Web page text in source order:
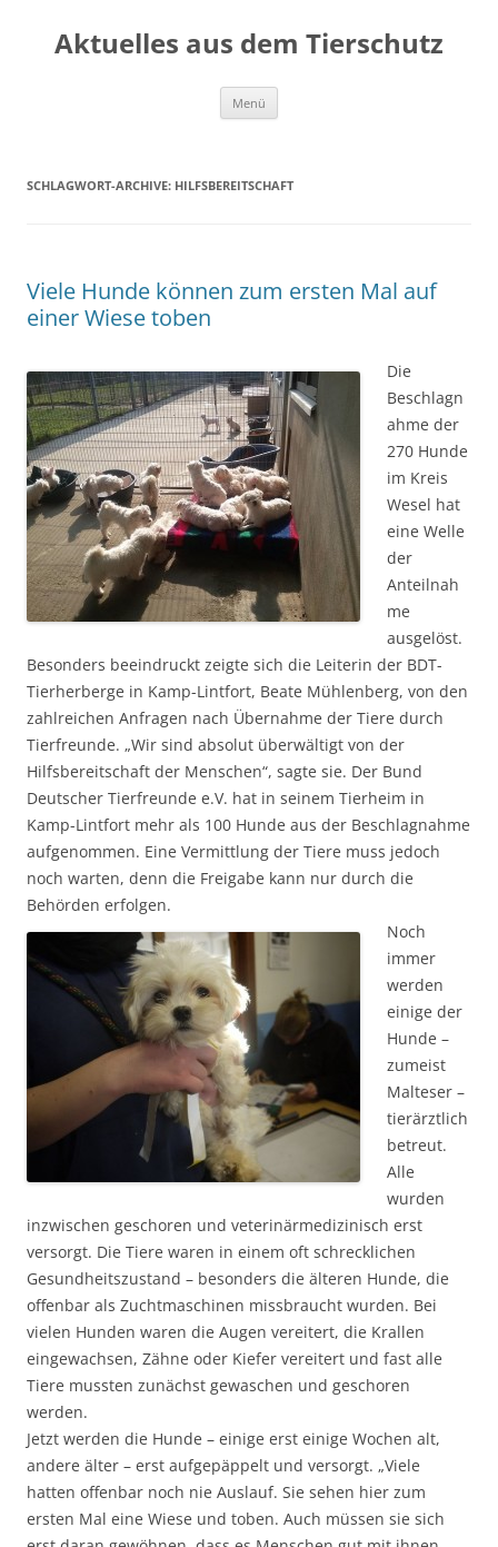
Aktuelles aus dem Tierschutz
Menü
SCHLAGWORT-ARCHIVE: HILFSBEREITSCHAFT
Viele Hunde können zum ersten Mal auf
einer Wiese toben
Die
Beschlagn
ahme der
270 Hunde
im Kreis
Wesel hat
eine Welle
der
Anteilnah
me
ausgelöst.
Besonders beeindruckt zeigte sich die Leiterin der BDT-
Tierherberge in Kamp-Lintfort, Beate Mühlenberg, von den
zahlreichen Anfragen nach Übernahme der Tiere durch
Tierfreunde. „Wir sind absolut überwältigt von der
Hilfsbereitschaft der Menschen“, sagte sie. Der Bund
Deutscher Tierfreunde e.V. hat in seinem Tierheim in
Kamp-Lintfort mehr als 100 Hunde aus der Beschlagnahme
aufgenommen. Eine Vermittlung der Tiere muss jedoch
noch warten, denn die Freigabe kann nur durch die
Behörden erfolgen.
Noch
immer
werden
einige der
Hunde –
zumeist
Malteser –
tierärztlich
betreut.
Alle
wurden
inzwischen geschoren und veterinärmedizinisch erst
versorgt. Die Tiere waren in einem oft schrecklichen
Gesundheitszustand – besonders die älteren Hunde, die
offenbar als Zuchtmaschinen missbraucht wurden. Bei
vielen Hunden waren die Augen vereitert, die Krallen
eingewachsen, Zähne oder Kiefer vereitert und fast alle
Tiere mussten zunächst gewaschen und geschoren
werden.
Jetzt werden die Hunde – einige erst einige Wochen alt,
andere älter – erst aufgepäppelt und versorgt. „Viele
hatten offenbar noch nie Auslauf. Sie sehen hier zum
ersten Mal eine Wiese und toben. Auch müssen sie sich